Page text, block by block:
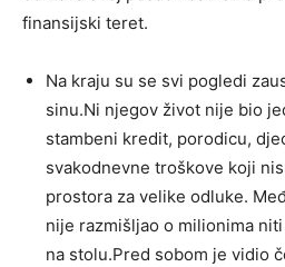
finansijski teret.
Na kraju su se svi pogledi
sinu.Ni njegov život nije bio
stambeni kredit, porodicu,
svakodnevne troškove koji
prostora za velike odluke.
nije razmišljao o milionima
na stolu.Pred sobom je vidio